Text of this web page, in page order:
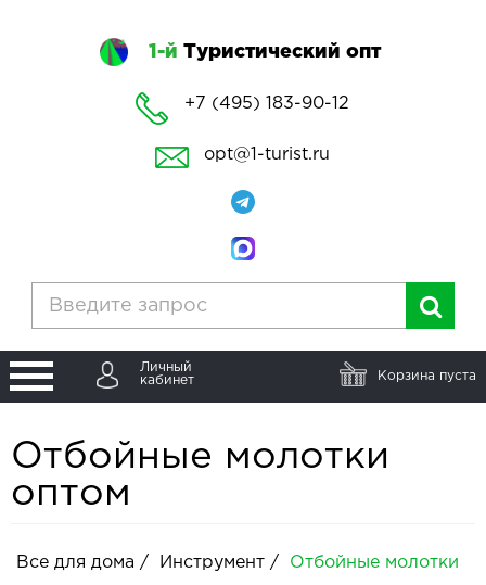
1-й Туристический опт
+7 (495) 183-90-12
opt@1-turist.ru
Личный
кабинет
Корзина пуста
Отбойные молотки
оптом
Все для дома / Инструмент / Отбойные молотки